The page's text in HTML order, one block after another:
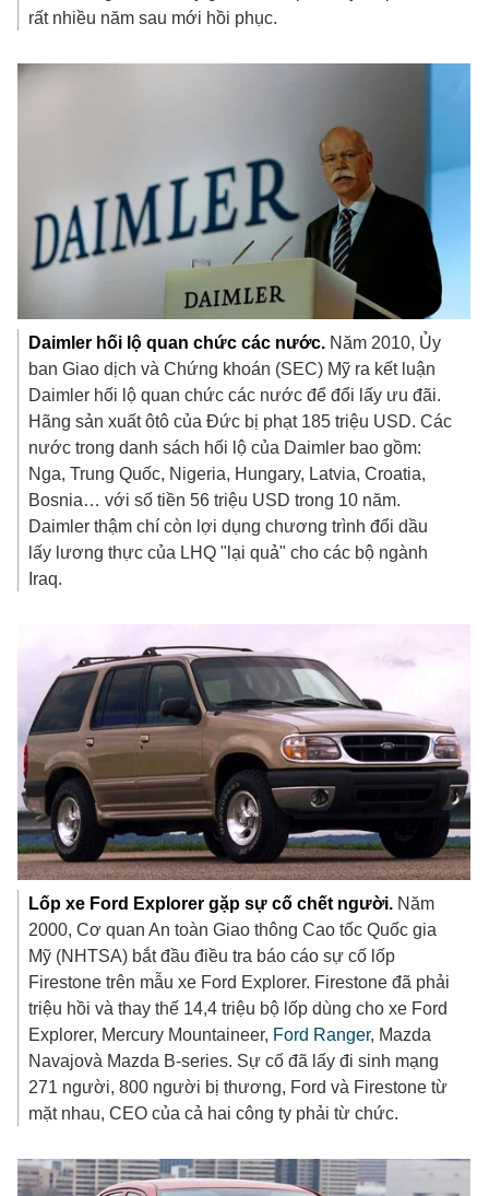
rất nhiều năm sau mới hồi phục.
Daimler hối lộ quan chức các nước. Năm 2010, Ủy
ban Giao dịch và Chứng khoán (SEC) Mỹ ra kết luận
Daimler hối lộ quan chức các nước để đổi lấy ưu đãi.
Hãng sản xuất ôtô của Đức bị phạt 185 triệu USD. Các
nước trong danh sách hối lộ của Daimler bao gồm:
Nga, Trung Quốc, Nigeria, Hungary, Latvia, Croatia,
Bosnia… với số tiền56 triệu USD trong 10 năm.
Daimler thậm chí còn lợi dụng chương trình đổi dầu
lấy lương thực của LHQ "lại quả" cho các bộ ngành
Iraq.
Lốp xe Ford Explorer gặp sự cố chết người. Năm
2000, Cơ quan An toàn Giao thông Cao tốc Quốc gia
Mỹ (NHTSA) bắt đầu điều tra báo cáo sự cố lốp
Firestone trên mẫu xe Ford Explorer. Firestone đã phải
triệu hồi và thay thế 14,4 triệu bộ lốp dùng cho xe Ford
Explorer, Mercury Mountaineer, Ford Ranger, Mazda
Navajovà Mazda B-series. Sự cố đã lấy đi sinh mạng
271 người, 800 người bị thương, Ford và Firestone từ
mặt nhau, CEO của cả hai công ty phải từ chức.